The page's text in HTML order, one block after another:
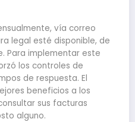
vía correo
legal esté disponible, de
Para implementar este
los controles de
de respuesta. El
beneficios a los
sus facturas
alguno.